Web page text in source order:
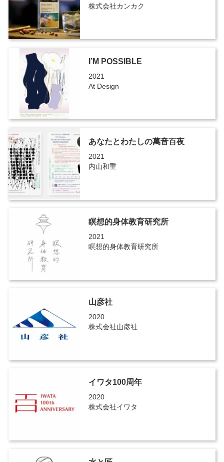
株式会社カンカク
I’M POSSIBLE
2021
At Design
あなたとわたしの萬音百夜
2021
内山和重
瞑想的身体教育研究所
2021
瞑想的身体教育研究所
山彦社
2020
株式会社山彦社
イワタ100周年
2020
株式会社イワタ